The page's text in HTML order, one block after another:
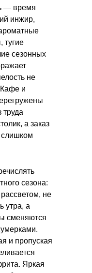
— время
инжир,
тугие
сезонных
не
и
труда
а заказ
слишком
сезона:
не
утра, а
сменяются
и пропуская
Яркая